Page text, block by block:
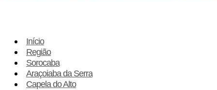
Início
Região
Sorocaba
Araçoiaba da Serra
Capela do Alto